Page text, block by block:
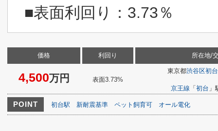
■表面利回り：3.73％
価格
4,500万円
利回り
表面3.73%
所在地/
東京都渋谷区初台
京王線 「 初台 」
POINT 初台駅 新耐震基準 ペット飼育可 オール電化